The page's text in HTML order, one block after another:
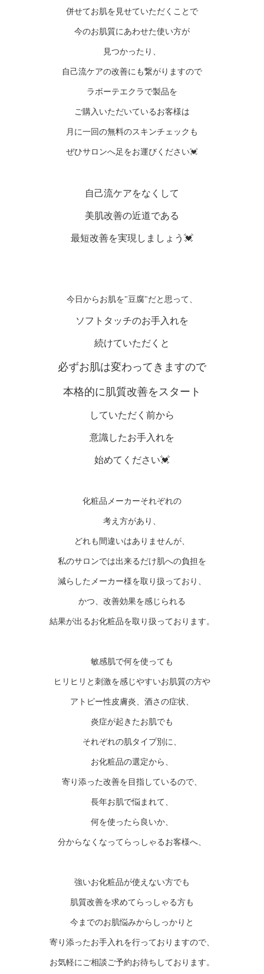
併せてお肌を見せていただくことで
今のお肌質にあわせた使い方が
見つかったり、
自己流ケアの改善にも繋がりますので
ラボーテエクラで製品を
ご購入いただいているお客様は
月に一回の無料のスキンチェックも
ぜひサロンへ足をお運びください💓
自己流ケアをなくして
美肌改善の近道である
最短改善を実現しましょう💓
今日からお肌を"豆腐"だと思って、
ソフトタッチのお手入れを
続けていただくと
必ずお肌は変わってきますので
本格的に肌質改善をスタート
していただく前から
意識したお手入れを
始めてください💓
化粧品メーカーそれぞれの
考え方があり、
どれも間違いはありませんが、
私のサロンでは出来るだけ肌への負担を
減らしたメーカー様を取り扱っており、
かつ、改善効果を感じられる
結果が出るお化粧品を取り扱っております。
敏感肌で何を使っても
ヒリヒリと刺激を感じやすいお肌質の方や
アトピー性皮膚炎、酒さの症状、
炎症が起きたお肌でも
それぞれの肌タイプ別に、
お化粧品の選定から、
寄り添った改善を目指しているので、
長年お肌で悩まれて、
何を使ったら良いか、
分からなくなってらっしゃるお客様へ、
強いお化粧品が使えない方でも
肌質改善を求めてらっしゃる方も
今までのお肌悩みからしっかりと
寄り添ったお手入れを行っておりますので、
お気軽にご相談ご予約お待ちしております。